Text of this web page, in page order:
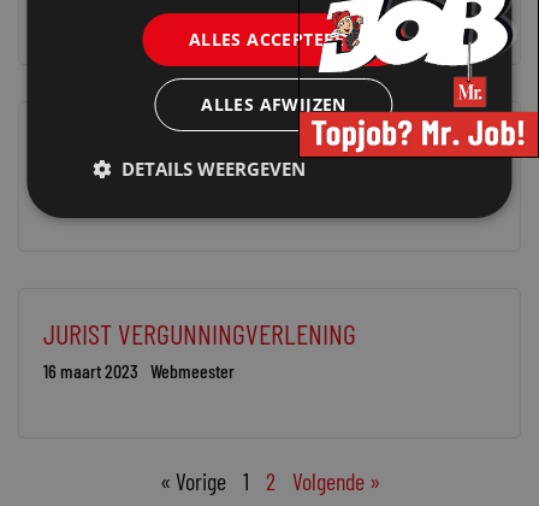
MEDEWERKER VERGUNNINGEN APV
15 augustus 2023 Webmeester
JURIST VERGUNNINGVERLENING
16 maart 2023 Webmeester
« Vorige 1 2 Volgende »
ALLES ACCEPTEREN
ALLES AFWIJZEN
DETAILS WEERGEVEN